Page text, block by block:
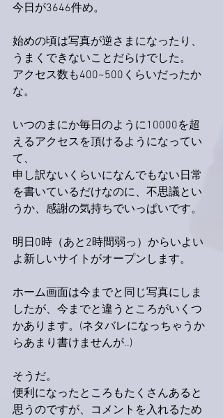
今日が3646件め。
始めの頃は写真が逆さまになったり、
うまくできないことだらけでした。
アクセス数も400~500くらいだったか
な。
いつのまにか毎日のように10000を超
えるアクセスを頂けるようになってい
て、
申し訳ないくらいになんでもない日常
を書いているだけなのに、不思議とい
うか、感謝の気持ちでいっぱいです。
明日0時（あと2時間弱っ）からいよい
よ新しいサイトがオープンします。
ホーム画面は今までと同じ写真にしま
したが、今までと違うところがいくつ
かあります。(ネタバレになっちゃうか
らあまり書けませんが..)
そうだ。
便利になったところもたくさんあると
思うのですが、コメントを入れるため